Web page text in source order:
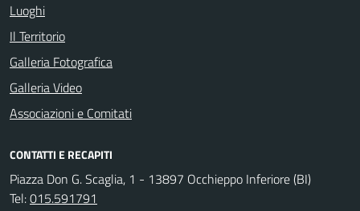
Luoghi
Il Territorio
Galleria Fotografica
Galleria Video
Associazioni e Comitati
CONTATTI E RECAPITI
Piazza Don G. Scaglia, 1 - 13897 Occhieppo Inferiore (BI)
Tel:015.591791